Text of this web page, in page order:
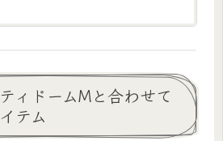
ィドームMと合わせて
テム